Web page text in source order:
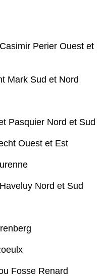
Perier Ouest et
Mark Sud et Nord
Pasquier Nord et Sud
Ouest et Est
Nord et Sud
Fosse Renard